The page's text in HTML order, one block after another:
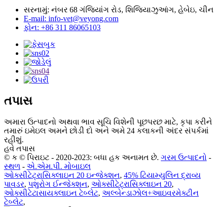
સરનામું: નંબર 68 ગંજિયાંગ રોડ, શિજિયાઝુઆંગ, હેબેઇ, ચીન
E-mail: info-vet@veyong.com
ફોન: +86 311 86065103
તપાસ
અમારા ઉત્પાદનો અથવા ભાવ સૂચિ વિશેની પૂછપરછ માટે, કૃપા કરીને
તમારું ઇમેઇલ અમને છોડી દો અને અમે 24 કલાકની અંદર સંપર્કમાં
રહીશું.
હવે તપાસ
© ક © પિરાઇટ - 2020-2023: બધા હક અનામત છે. ગરમ ઉત્પાદનો -
સ્થળ - એ.એમ.પી. મોબાઇલ
ઓક્સીટેટ્રાસિક્લાઇન 20 ઇન્જેક્શન, 45% ટિયામ્યુલિન દ્રાવ્ય
પાવડર, પશુરોગ ઈન્જેક્શન, ઓક્સીટેટ્રાસિક્લાઇન 20,
ઓક્સીટેટાસાયક્લાઇન ટેબ્લેટ, અલ્બેન્ડાઝોલ+આઇવરમેક્ટીન
ટેબ્લેટ,